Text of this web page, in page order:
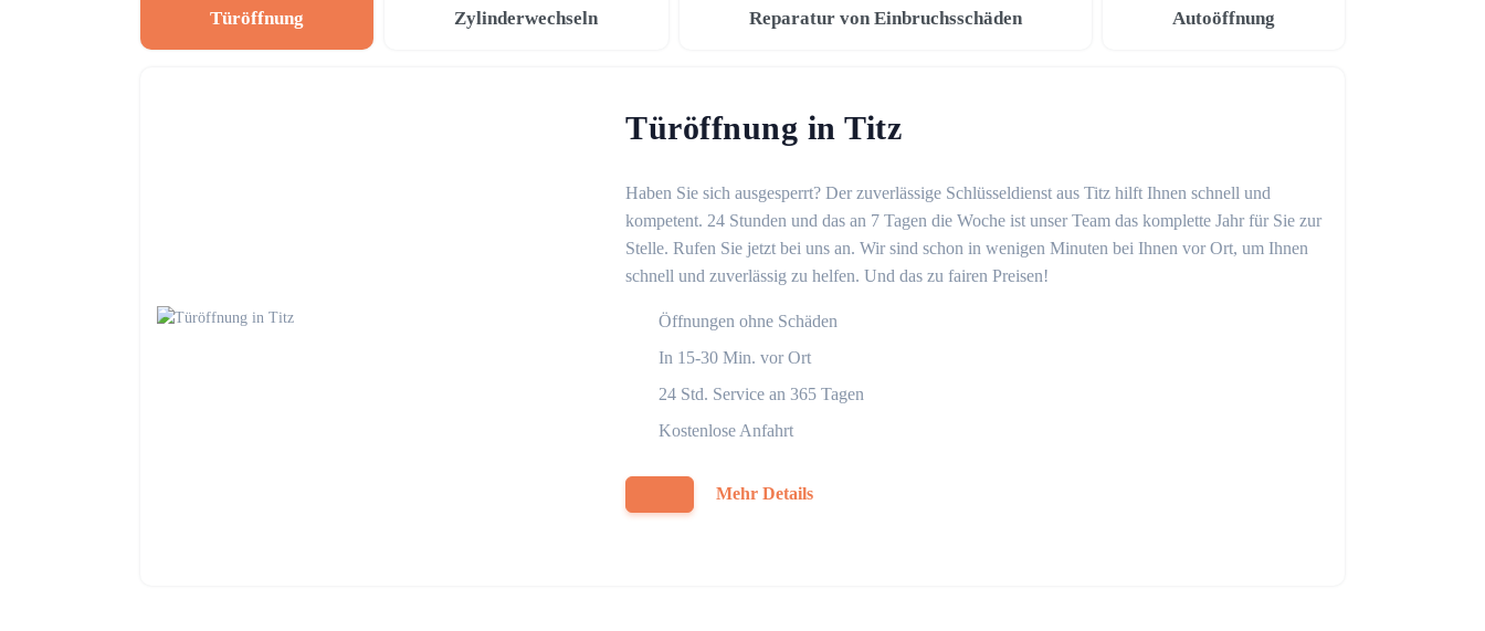
Türöffnung Zylinderwechseln Reparatur von Einbruchsschäden Autoöffnung
Türöffnung in Titz
Haben Sie sich ausgesperrt? Der zuverlässige Schlüsseldienst aus Titz hilft Ihnen schnell und
kompetent. 24 Stunden und das an 7 Tagen die Woche ist unser Team das komplette Jahr für Sie zur
Stelle. Rufen Sie jetzt bei uns an. Wir sind schon in wenigen Minuten bei Ihnen vor Ort, um Ihnen
schnell und zuverlässig zu helfen. Und das zu fairen Preisen!
Öffnungen ohne Schäden
In 15-30 Min. vor Ort
24 Std. Service an 365 Tagen
Kostenlose Anfahrt
Mehr Details